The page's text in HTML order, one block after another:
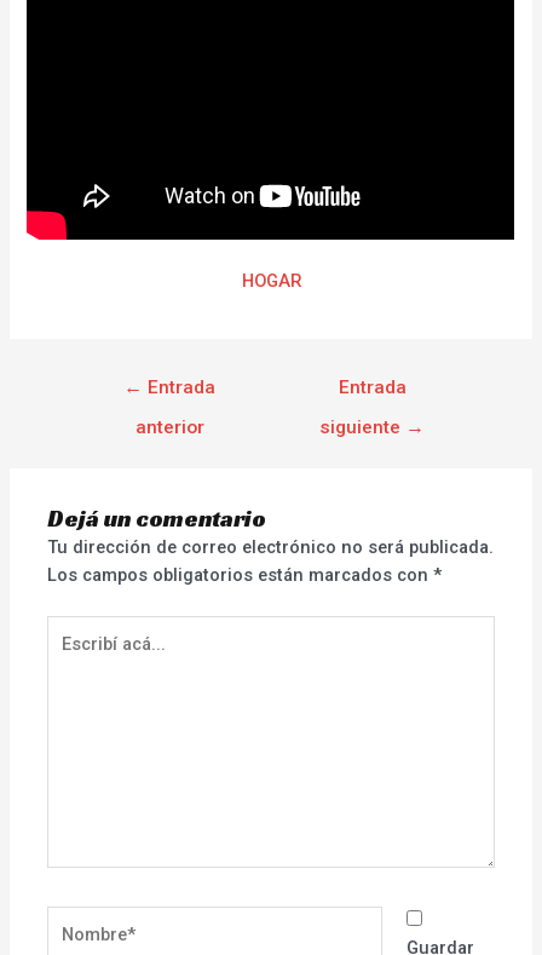
HOGAR
← Entrada
anterior
Entrada
siguiente →
Dejá un comentario
Tu dirección de correo electrónico no será publicada.
Los campos obligatorios están marcados con*
acá...
Guardar